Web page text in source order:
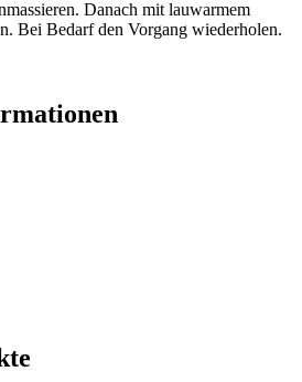
Danach mit lauwarmem
Bei Bedarf den Vorgang wiederholen.